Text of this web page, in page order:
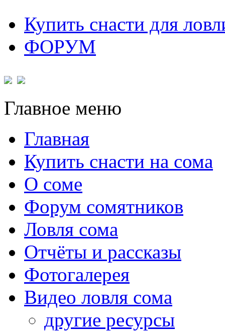
Купить снасти для
ФОРУМ
Главное меню
Главная
Купить снасти на сома
О соме
Форум сомятников
Ловля сома
Отчёты и рассказы
Фотогалерея
Видео ловля сома
другие ресурсы